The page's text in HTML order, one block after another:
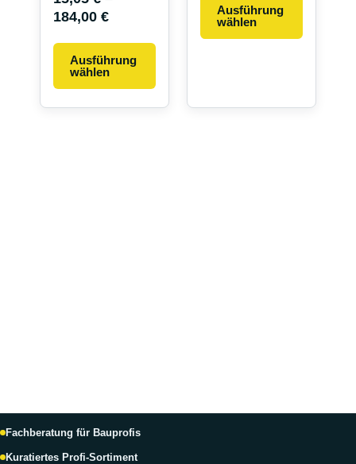
184,00€
Ausführung
wählen
Ausführung
wählen
Fachberatung für Bauprofis
Kuratiertes Profi-Sortiment